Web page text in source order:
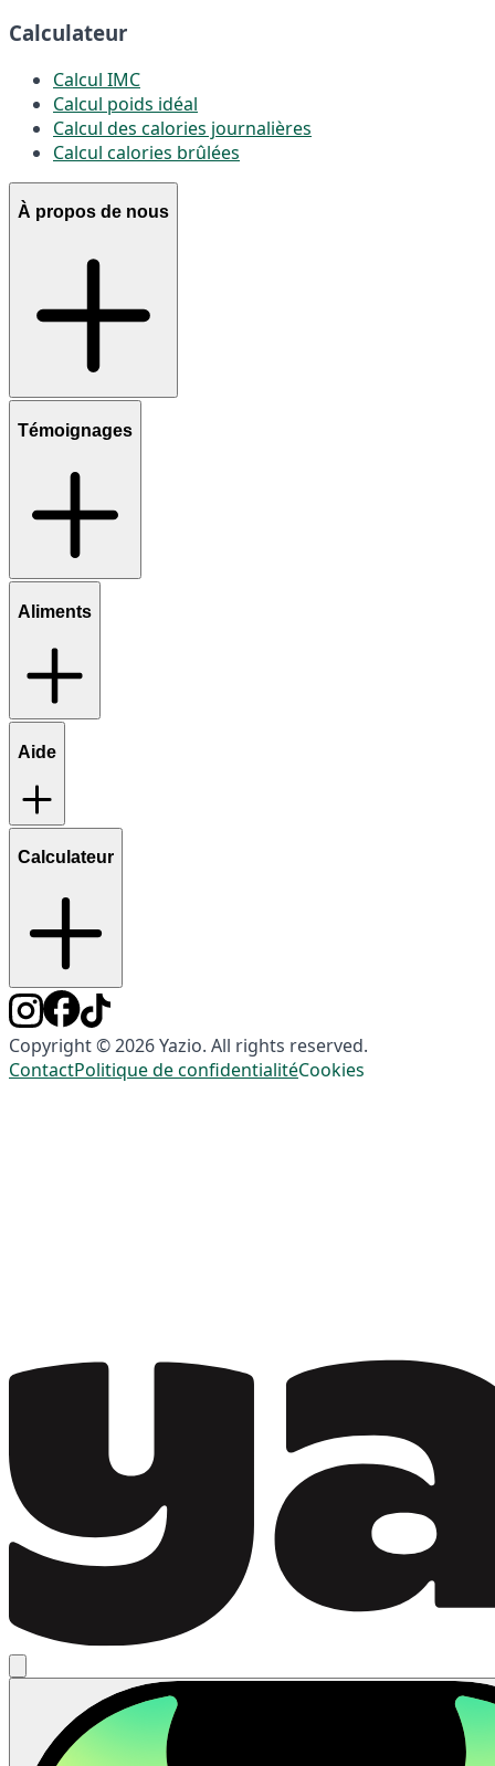
Calculateur
Calcul IMC
Calcul poids idéal
Calcul des calories journalières
Calcul calories brûlées
À propos de nous
Témoignages
Aliments
Aide
Calculateur
Copyright © 2026 Yazio. All rights reserved.
ContactPolitique de confidentialitéCookies